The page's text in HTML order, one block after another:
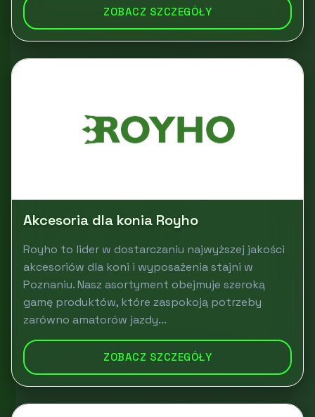
ZOBACZ SZCZEGÓŁY
Akcesoria dla konia Royho
Royho to lider w dostarczaniu najwyższej jakości
akcesoriów dla koni i wyposażenia stajni w
Poznaniu. Nasz asortyment obejmuje szeroką
gamę produktów, które zaspokoją potrzeby
zarówno amatorów jazdy...
ZOBACZ SZCZEGÓŁY